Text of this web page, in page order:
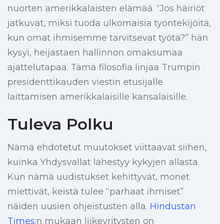
nuorten amerikkalaisten elämää. “Jos häiriöt
jatkuvat, miksi tuoda ulkomaisia työntekijöitä,
kun omat ihmisemme tarvitsevat työtä?” hän
kysyi, heijastaen hallinnon omaksumaa
ajattelutapaa. Tämä filosofia linjaa Trumpin
presidenttikauden viestin etusijalle
laittamisen amerikkalaisille kansalaisille.
Tuleva Polku
Nämä ehdotetut muutokset viittaavat siihen,
kuinka Yhdysvallat lähestyy kykyjen allasta.
Kun nämä uudistukset kehittyvät, monet
miettivät, keistä tulee “parhaat ihmiset”
näiden uusien ohjeistusten alla. Hindustan
Times:n mukaan liikeyritysten on